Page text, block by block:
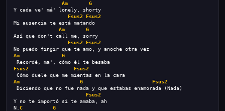
Am
G
Y cada ve' má' lonely, shorty
Fsus2
Fsus2
Mi ausencia te está matando
Am
G
Así que don't call me, sorry
Fsus2
Fsus2
No puedo fingir que te amo, y anoche otra vez
Am
G
Recordé, ma', cómo él te besaba
Fsus2
Fsus2
Cómo duele que me mientas en la cara
Am
G
Fsus2
Diciendo que no fue nada y que estabas enamorada (Nada)
Fsus2
Y no te importó si te amaba, ah
N. C
G